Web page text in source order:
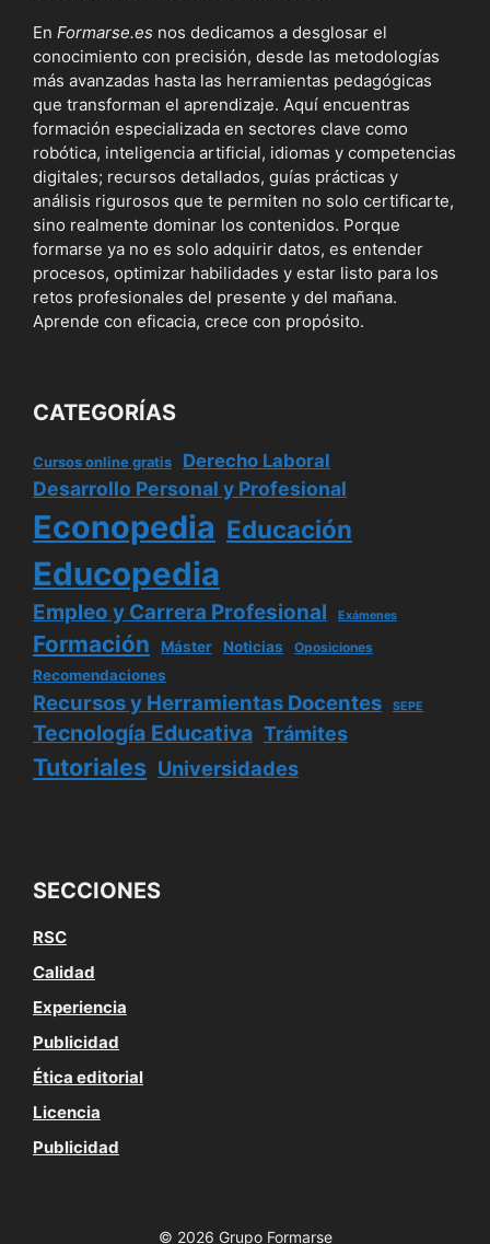
En Formarse.es nos dedicamos a desglosar el
conocimiento con precisión, desde las metodologías
más avanzadas hasta las herramientas pedagógicas
que transforman el aprendizaje. Aquí encuentras
formación especializada en sectores clave como
robótica, inteligencia artificial, idiomas y competencias
digitales; recursos detallados, guías prácticas y
análisis rigurosos que te permiten no solo certificarte,
sino realmente dominar los contenidos. Porque
formarse ya no es solo adquirir datos, es entender
procesos, optimizar habilidades y estar listo para los
retos profesionales del presente y del mañana.
Aprende con eficacia, crece con propósito.
CATEGORÍAS
Cursos online gratis Derecho Laboral
Desarrollo Personal y Profesional
Econopedia Educación
Educopedia
Empleo y Carrera Profesional Exámenes
Formación Máster Noticias Oposiciones
Recomendaciones
Recursos y Herramientas Docentes SEPE
Tecnología Educativa Trámites
Tutoriales Universidades
SECCIONES
RSC
Calidad
Experiencia
Publicidad
Ética editorial
Licencia
Publicidad
© 2026 Grupo Formarse